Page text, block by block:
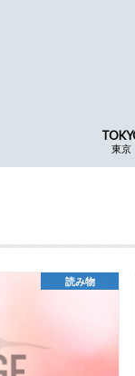
東京
読み物